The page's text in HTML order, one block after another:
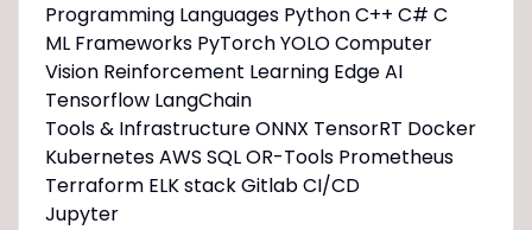
Programming Languages Python C++ C# C
ML Frameworks PyTorch YOLO Computer
Vision Reinforcement Learning Edge AI
Tensorflow LangChain
Tools & Infrastructure ONNX TensorRT Docker
Kubernetes AWS SQL OR-Tools Prometheus
Terraform ELK stack Gitlab CI/CD
Jupyter